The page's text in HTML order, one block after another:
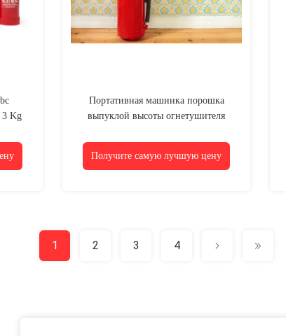
3 Kg
Портативная машинка порошка
выпуклой высоты огнетушителя
Получите самую лучшую цену
1 2 3 4